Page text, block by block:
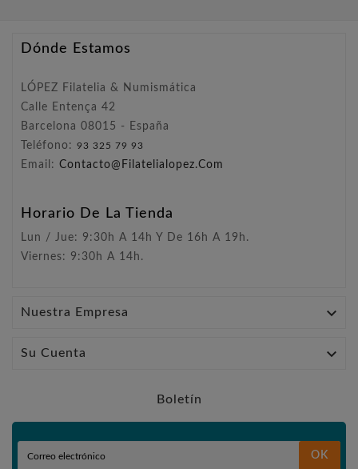
Dónde Estamos
LÓPEZ Filatelia & Numismática
Calle Entença 42
Barcelona 08015 - España
Teléfono: 93 325 79 93
Email: Contacto@filatelialopez.com
Horario De La Tienda
Lun / Jue: 9:30h A 14h Y De 16h A 19h.
Viernes: 9:30h A 14h.
Nuestra Empresa 
Su Cuenta 
Boletín
OK